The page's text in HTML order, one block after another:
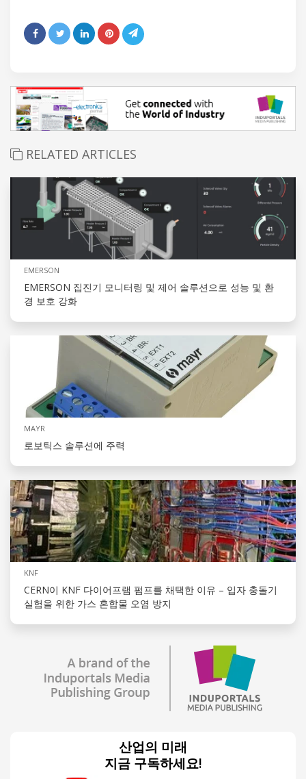
RELATED ARTICLES
EMERSON
EMERSON 집진기 모니터링 및 제어 솔루션으로 성능 및 환
경 보호 강화
MAYR
로보틱스 솔루션에 주력
KNF
CERN이 KNF 다이어프램 펌프를 채택한 이유 – 입자 충돌기
실험을 위한 가스 혼합물 오염 방지
산업의 미래
지금 구독하세요!